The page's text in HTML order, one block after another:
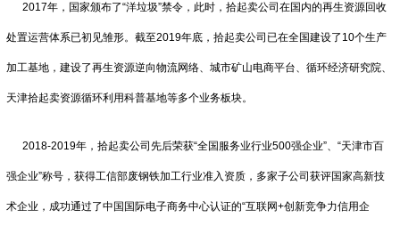
2017年，国家颁布了“洋垃圾”禁令，此时，拾起卖公司在国内的再生资源回收
处置运营体系已初见雏形。截至2019年底，拾起卖公司已在全国建设了10个生产
加工基地，建设了再生资源逆向物流网络、城市矿山电商平台、循环经济研究院、
天津拾起卖资源循环利用科普基地等多个业务板块。
2018-2019年，拾起卖公司先后荣获“全国服务业行业500强企业”、“天津市百
强企业”称号，获得工信部废钢铁加工行业准入资质，多家子公司获评国家高新技
术企业，成功通过了中国国际电子商务中心认证的“互联网+创新竞争力信用企